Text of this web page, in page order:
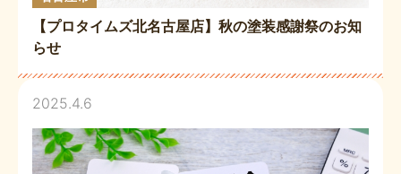
【プロタイムズ北名古屋店】秋の塗装感謝祭のお知
らせ
2025.4.6